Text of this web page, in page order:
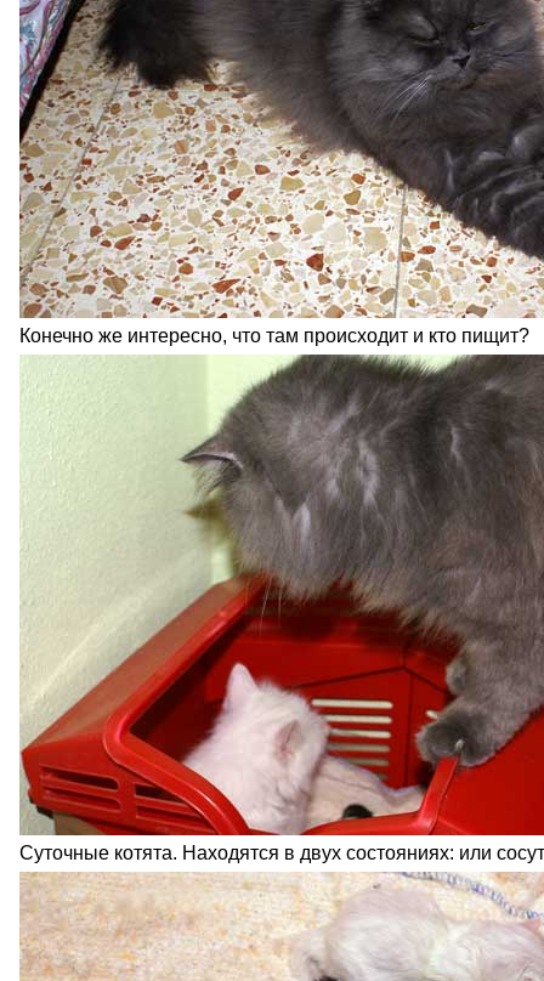
Конечно же интересно, что там происходит и кто пищит?
Суточные котята. Находятся в двух состояниях: или